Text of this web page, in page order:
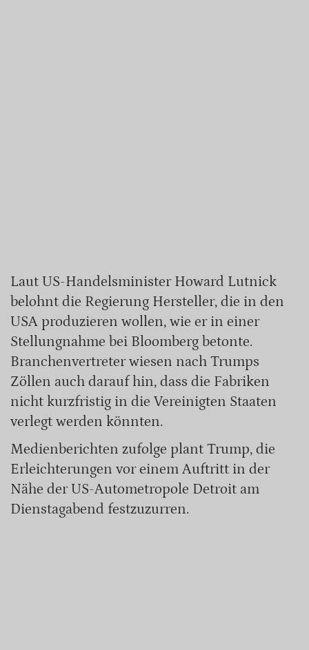
Laut US-Handelsminister Howard Lutnick
belohnt die Regierung Hersteller, die in den
USA produzieren wollen, wie er in einer
Stellungnahme bei Bloomberg betonte.
Branchenvertreter wiesen nach Trumps
Zöllen auch darauf hin, dass die Fabriken
nicht kurzfristig in die Vereinigten Staaten
verlegt werden könnten.
Medienberichten zufolge plant Trump, die
Erleichterungen vor einem Auftritt in der
Nähe der US-Autometropole Detroit am
Dienstagabend festzuzurren.